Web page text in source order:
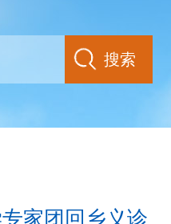
家团回乡义诊